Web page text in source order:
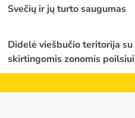
Svečių ir jų turto saugumas
Didelė viešbučio teritorija su
skirtingomis zonomis poilsiui